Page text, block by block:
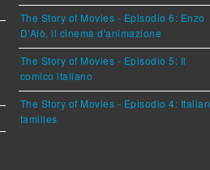
The Story of Movies - Episodio 6: Enzo
D'Alò, il cinema d'animazione
The Story of Movies - Episodio 5: Il
comico italiano
The Story of Movies - Episodio 4: Italian
families